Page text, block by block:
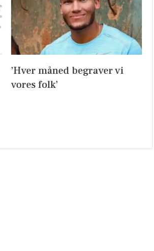
’Hver måned begraver vi
vores folk’